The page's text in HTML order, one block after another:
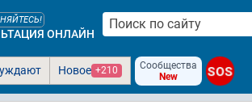
ОНЛАЙН
Новое +210
Сообщества
New
SOS